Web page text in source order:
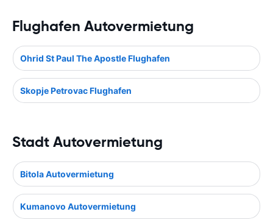
Flughafen Autovermietung
Ohrid St Paul The Apostle Flughafen
Skopje Petrovac Flughafen
Stadt Autovermietung
Bitola Autovermietung
Kumanovo Autovermietung